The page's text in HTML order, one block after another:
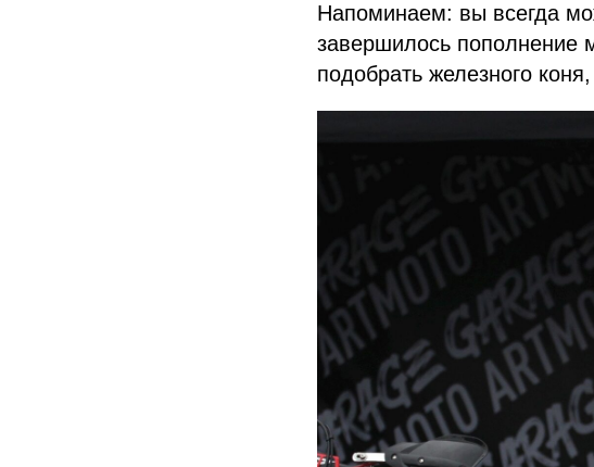
Напоминаем: вы всегда
завершилось пополнение
подобрать железного